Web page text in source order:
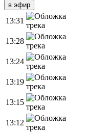
в эфир
13:31
13:28
13:24
13:19
13:15
13:12